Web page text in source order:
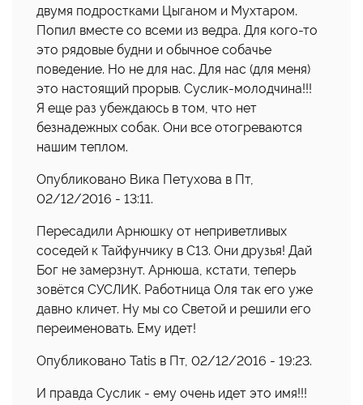
двумя подростками Цыганом и Мухтаром.
Попил вместе со всеми из ведра. Для кого-то
это рядовые будни и обычное собачье
поведение. Но не для нас. Для нас (для меня)
это настоящий прорыв. Суслик-молодчина!!!
Я еще раз убеждаюсь в том, что нет
безнадежных собак. Они все отогреваются
нашим теплом.
Опубликовано Вика Петухова в Пт,
02/12/2016 - 13:11.
Пересадили Арнюшку от неприветливых
соседей к Тайфунчику в С13. Они друзья! Дай
Бог не замерзнут. Арнюша, кстати, теперь
зовётся СУСЛИК. Работница Оля так его уже
давно кличет. Ну мы со Светой и решили его
переименовать. Ему идет!
Опубликовано Tatis в Пт, 02/12/2016 - 19:23.
И правда Суслик - ему очень идет это имя!!!